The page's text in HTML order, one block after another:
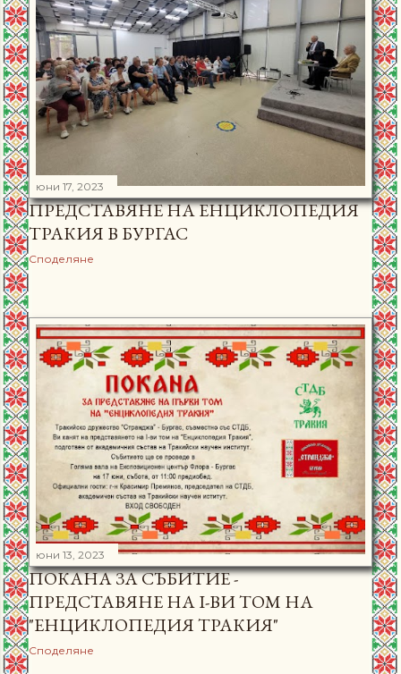
юни 17, 2023
ПРЕДСТАВЯНЕ НА ЕНЦИКЛОПЕДИЯ
ТРАКИЯ В БУРГАС
Споделяне
юни 13, 2023
ПОКАНА ЗА СЪБИТИЕ -
ПРЕДСТАВЯНЕ НА I-ВИ ТОМ НА
"ЕНЦИКЛОПЕДИЯ ТРАКИЯ"
Споделяне